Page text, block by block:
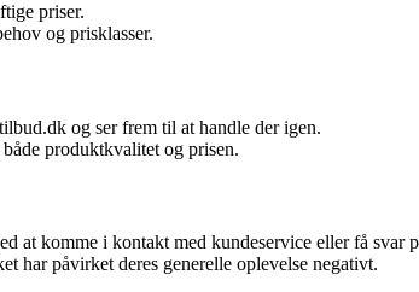
priser.
og prisklasser.
og ser frem til at handle der igen.
produktkvalitet og prisen.
at komme i kontakt med kundeservice eller få svar
har påvirket deres generelle oplevelse negativt.